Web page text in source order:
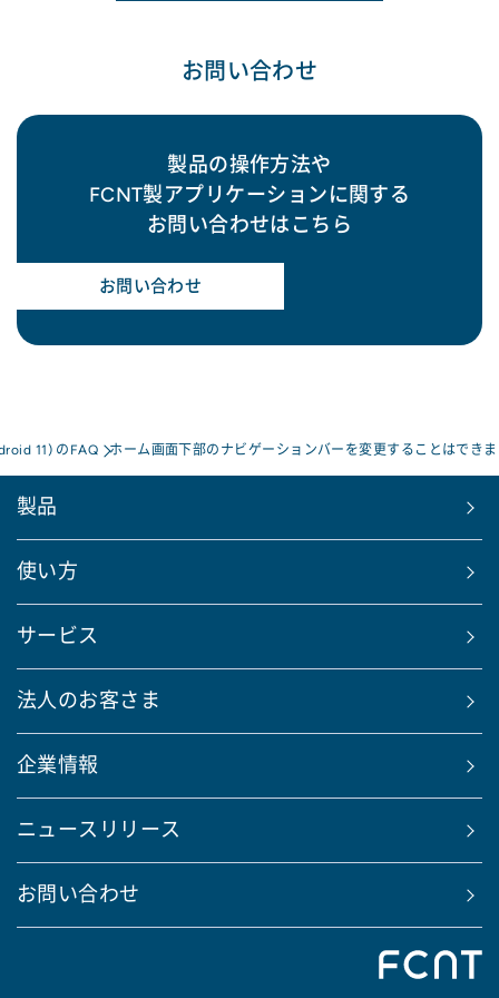
お問い合わせ
製品の操作方法や
FCNT製アプリケーションに関する
お問い合わせはこちら
お問い合わせ
11) のFAQ ホーム画面下部のナビゲーションバーを変更することはでき
製品
使い方
サービス
法人のお客さま
企業情報
ニュースリリース
お問い合わせ